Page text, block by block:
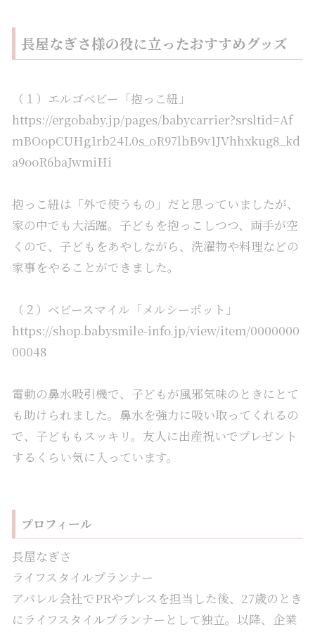
長屋なぎさ様の役に立ったおすすめグッズ
（１）エルゴベビー「抱っこ紐」
https://ergobaby.jp/pages/babycarrier?srsltid=Af
mBOopCUHg1rb24L0s_oR97lbB9v1JVhhxkug8_kd
a9ooR6baJwmiHi
抱っこ紐は「外で使うもの」だと思っていましたが、
家の中でも大活躍。子どもを抱っこしつつ、両手が空
くので、子どもをあやしながら、洗濯物や料理などの
家事をやることができました。
（２）ベビースマイル「メルシーポット」
https://shop.babysmile-info.jp/view/item/0000000
00048
電動の鼻水吸引機で、子どもが風邪気味のときにとて
も助けられました。鼻水を強力に吸い取ってくれるの
で、子どももスッキリ。友人に出産祝いでプレゼント
するくらい気に入っています。
プロフィール
長屋なぎさ
ライフスタイルプランナー
アパレル会社でPRやプレスを担当した後、27歳のとき
にライフスタイルプランナーとして独立。以降、企業